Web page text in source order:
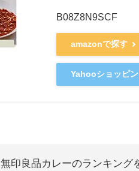
B08Z8N9SCF
amazonで探す
Yahooショッピ
無印良品カレーのランキング